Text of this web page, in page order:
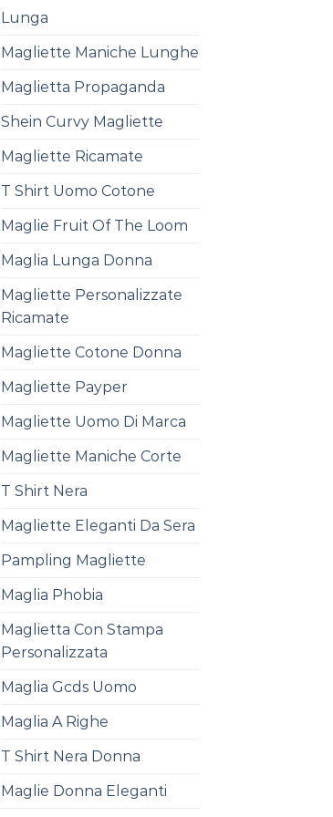
Lunga
Magliette Maniche Lunghe
Maglietta Propaganda
Shein Curvy Magliette
Magliette Ricamate
T Shirt Uomo Cotone
Maglie Fruit Of The Loom
Maglia Lunga Donna
Magliette Personalizzate
Ricamate
Magliette Cotone Donna
Magliette Payper
Magliette Uomo Di Marca
Magliette Maniche Corte
T Shirt Nera
Magliette Eleganti Da Sera
Pampling Magliette
Maglia Phobia
Maglietta Con Stampa
Personalizzata
Maglia Gcds Uomo
Maglia A Righe
T Shirt Nera Donna
Maglie Donna Eleganti